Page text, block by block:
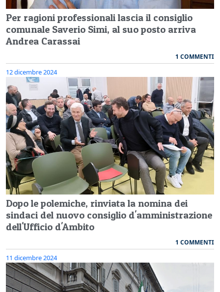
Per ragioni professionali lascia il consiglio
comunale Saverio Simi, al suo posto arriva
Andrea Carassai
1 COMMENTI
12 dicembre 2024
Dopo le polemiche, rinviata la nomina dei
sindaci del nuovo consiglio d'amministrazione
dell'Ufficio d'Ambito
1 COMMENTI
11 dicembre 2024